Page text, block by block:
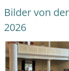
Bilder von
2026